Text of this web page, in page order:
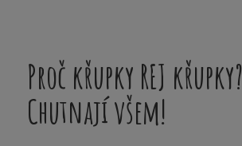
Proč křupky REJ křupky?
Chutnají všem!